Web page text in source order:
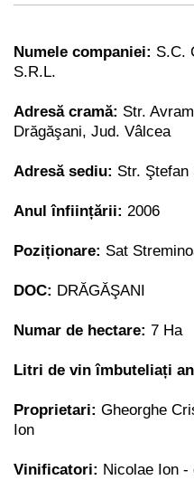
Numele companiei: S.C.
S.R.L.
Adresă cramă: Str.
Drăgăşani, Jud. Vâlcea
Adresă sediu: Str.
Anul înființării: 2006
Poziționare: Sat
DOC: DRĂGĂŞANI
Numar de hectare: 7 Ha
Litri de vin îmbuteliați
Proprietari: Gheorghe
Ion
Vinificatori: Nicolae Ion -